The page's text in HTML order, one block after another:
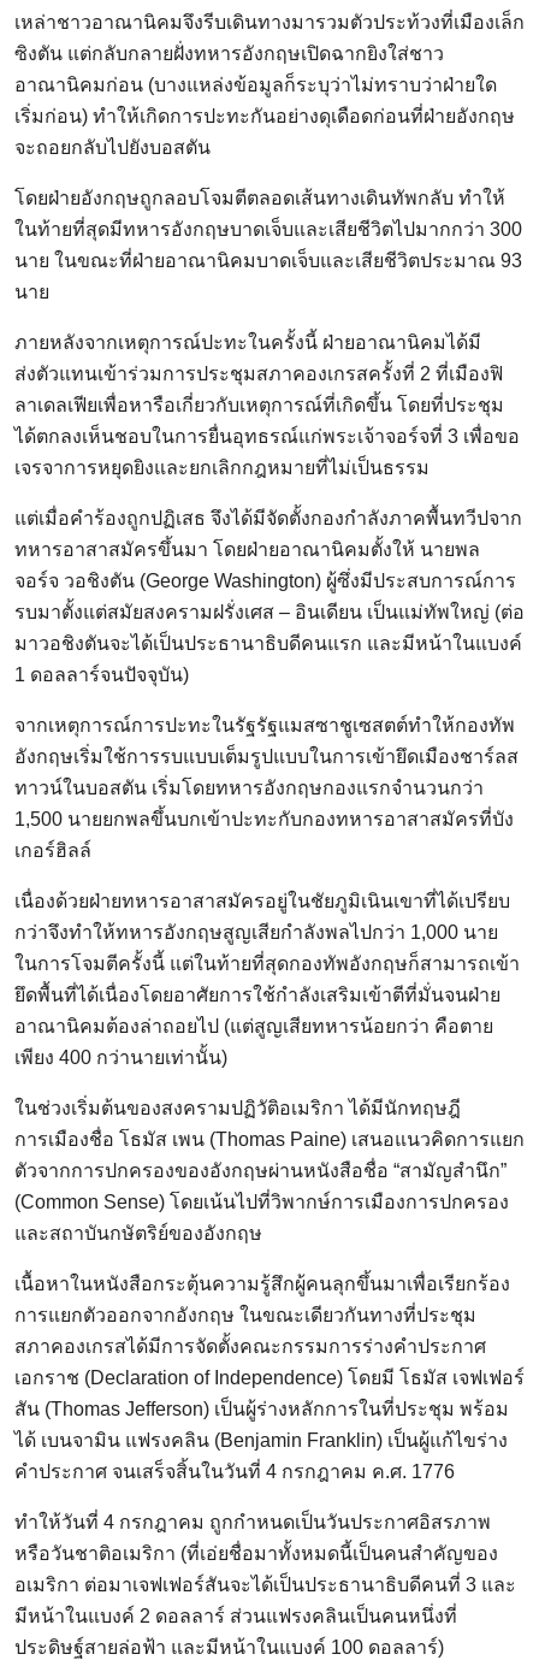
เหล่าชาวอาณานิคมจึงรีบเดินทางมารวมตัวประท้วงที่เมืองเล็ก
ซิงตัน แต่กลับกลายฝั่งทหารอังกฤษเปิดฉากยิงใส่ชาว
อาณานิคมก่อน (บางแหล่งข้อมูลก็ระบุว่าไม่ทราบว่าฝ่ายใด
เริ่มก่อน) ทำให้เกิดการปะทะกันอย่างดุเดือดก่อนที่ฝ่ายอังกฤษ
จะถอยกลับไปยังบอสตัน
โดยฝ่ายอังกฤษถูกลอบโจมตีตลอดเส้นทางเดินทัพกลับ ทำให้
ในท้ายที่สุดมีทหารอังกฤษบาดเจ็บและเสียชีวิตไปมากกว่า 300
นาย ในขณะที่ฝ่ายอาณานิคมบาดเจ็บและเสียชีวิตประมาณ 93
นาย
ภายหลังจากเหตุการณ์ปะทะในครั้งนี้ ฝ่ายอาณานิคมได้มี
ส่งตัวแทนเข้าร่วมการประชุมสภาคองเกรสครั้งที่ 2 ที่เมืองฟิ
ลาเดลเฟียเพื่อหารือเกี่ยวกับเหตุการณ์ที่เกิดขึ้น โดยที่ประชุม
ได้ตกลงเห็นชอบในการยื่นอุทธรณ์แก่พระเจ้าจอร์จที่ 3 เพื่อขอ
เจรจาการหยุดยิงและยกเลิกกฎหมายที่ไม่เป็นธรรม
แต่เมื่อคำร้องถูกปฏิเสธ จึงได้มีจัดตั้งกองกำลังภาคพื้นทวีปจาก
ทหารอาสาสมัครขึ้นมา โดยฝ่ายอาณานิคมตั้งให้ นายพล
จอร์จ วอชิงตัน (George Washington) ผู้ซึ่งมีประสบการณ์การ
รบมาตั้งแต่สมัยสงครามฝรั่งเศส – อินเดียน เป็นแม่ทัพใหญ่ (ต่อ
มาวอชิงตันจะได้เป็นประธานาธิบดีคนแรก และมีหน้าในแบงค์
1 ดอลลาร์จนปัจจุบัน)
จากเหตุการณ์การปะทะในรัฐรัฐแมสซาชูเซสตต์ทำให้กองทัพ
อังกฤษเริ่มใช้การรบแบบเต็มรูปแบบในการเข้ายึดเมืองชาร์ลส
ทาวน์ในบอสตัน เริ่มโดยทหารอังกฤษกองแรกจำนวนกว่า
1,500 นายยกพลขึ้นบกเข้าปะทะกับกองทหารอาสาสมัครที่บัง
เกอร์ฮิลล์
เนื่องด้วยฝ่ายทหารอาสาสมัครอยู่ในชัยภูมิเนินเขาที่ได้เปรียบ
กว่าจึงทำให้ทหารอังกฤษสูญเสียกำลังพลไปกว่า 1,000 นาย
ในการโจมตีครั้งนี้ แต่ในท้ายที่สุดกองทัพอังกฤษก็สามารถเข้า
ยึดพื้นที่ได้เนื่องโดยอาศัยการใช้กำลังเสริมเข้าตีที่มั่นจนฝ่าย
อาณานิคมต้องล่าถอยไป (แต่สูญเสียทหารน้อยกว่า คือตาย
เพียง 400 กว่านายเท่านั้น)
ในช่วงเริ่มต้นของสงครามปฏิวัติอเมริกา ได้มีนักทฤษฎี
การเมืองชื่อ โธมัส เพน (Thomas Paine) เสนอแนวคิดการแยก
ตัวจากการปกครองของอังกฤษผ่านหนังสือชื่อ “สามัญสำนึก”
(Common Sense) โดยเน้นไปที่วิพากษ์การเมืองการปกครอง
และสถาบันกษัตริย์ของอังกฤษ
เนื้อหาในหนังสือกระตุ้นความรู้สึกผู้คนลุกขึ้นมาเพื่อเรียกร้อง
การแยกตัวออกจากอังกฤษ ในขณะเดียวกันทางที่ประชุม
สภาคองเกรสได้มีการจัดตั้งคณะกรรมการร่างคำประกาศ
เอกราช (Declaration of Independence) โดยมี โธมัส เจฟเฟอร์
สัน (Thomas Jefferson) เป็นผู้ร่างหลักการในที่ประชุม พร้อม
ได้ เบนจามิน แฟรงคลิน (Benjamin Franklin) เป็นผู้แก้ไขร่าง
คำประกาศ จนเสร็จสิ้นในวันที่ 4 กรกฎาคม ค.ศ. 1776
ทำให้วันที่ 4 กรกฎาคม ถูกกำหนดเป็นวันประกาศอิสรภาพ
หรือวันชาติอเมริกา (ที่เอ่ยชื่อมาทั้งหมดนี้เป็นคนสำคัญของ
อเมริกา ต่อมาเจฟเฟอร์สันจะได้เป็นประธานาธิบดีคนที่ 3 และ
มีหน้าในแบงค์ 2 ดอลลาร์ ส่วนแฟรงคลินเป็นคนหนึ่งที่
ประดิษฐ์สายล่อฟ้า และมีหน้าในแบงค์ 100 ดอลลาร์)